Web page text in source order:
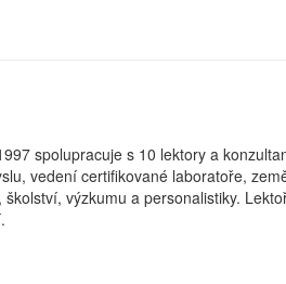
spolupracuje s 10 lektory a
vedení certifikované laboratoře,
výzkumu a personalistiky.